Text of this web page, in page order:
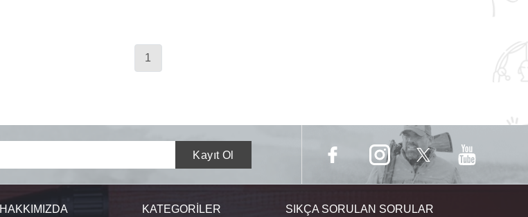
1
HAKKIMIZDA KATEGORİLER SIKÇA SORULAN SORULAR